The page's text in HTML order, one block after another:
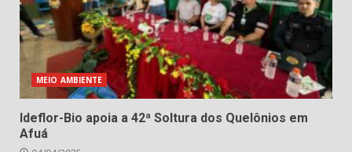
MEIO AMBIENTE
Ideflor-Bio apoia a 42ª Soltura dos Quelônios em
Afuá